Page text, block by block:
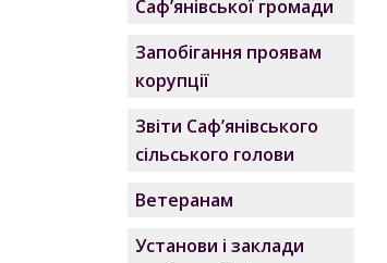
Саф’янівської громади
Запобігання проявам
корупції
Звіти Саф’янівського
сільського голови
Ветеранам
Установи і заклади